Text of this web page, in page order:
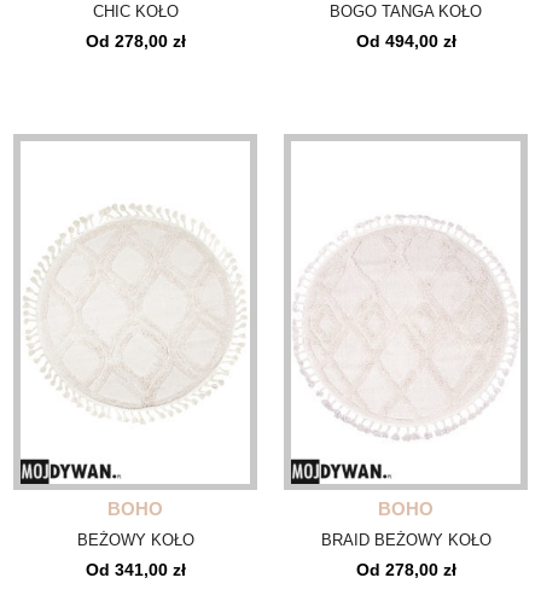
CHIC KOŁO
Od 278,00 zł
BOGO TANGA KOŁO
Od 494,00 zł
BOHO
BEŻOWY KOŁO
Od 341,00 zł
BOHO
BRAID BEŻOWY KOŁO
Od 278,00 zł